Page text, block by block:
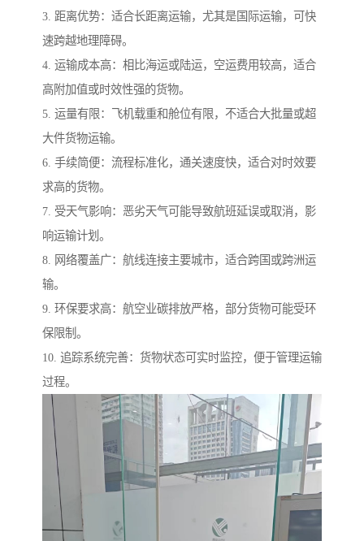
3. 距离优势：适合长距离运输，尤其是国际运输，可快
速跨越地理障碍。
4. 运输成本高：相比海运或陆运，空运费用较高，适合
高附加值或时效性强的货物。
5. 运量有限：飞机载重和舱位有限，不适合大批量或超
大件货物运输。
6. 手续简便：流程标准化，通关速度快，适合对时效要
求高的货物。
7. 受天气影响：恶劣天气可能导致航班延误或取消，影
响运输计划。
8. 网络覆盖广：航线连接主要城市，适合跨国或跨洲运
输。
9. 环保要求高：航空业碳排放严格，部分货物可能受环
保限制。
10. 追踪系统完善：货物状态可实时监控，便于管理运输
过程。